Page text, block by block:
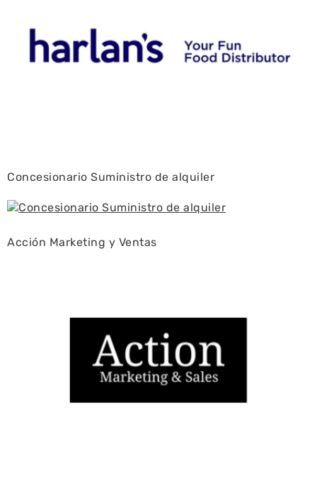
Concesionario Suministro de alquiler
Acción Marketing y Ventas